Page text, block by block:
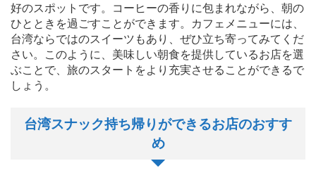
好のスポットです。コーヒーの香りに包まれながら、朝の
ひとときを過ごすことができます。カフェメニューには、
台湾ならではのスイーツもあり、ぜひ立ち寄ってみてくだ
さい。このように、美味しい朝食を提供しているお店を選
ぶことで、旅のスタートをより充実させることができるで
しょう。
台湾スナック持ち帰りができるお店のおすす
め